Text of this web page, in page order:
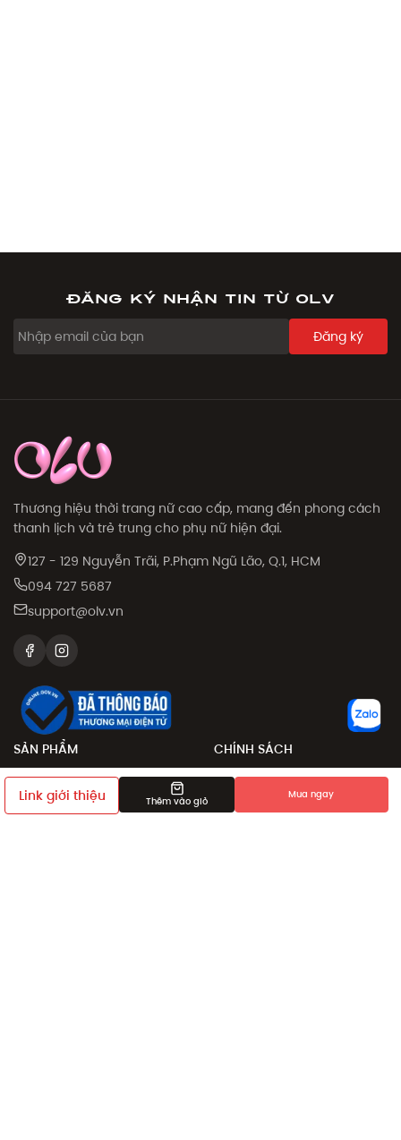
Link giới thiệu Thêm vào giỏ
Mua ngay
Đăng ký nhận tin từ OLV
Đăng ký
Thương hiệu thời trang nữ cao cấp, mang đến phong cách
thanh lịch và trẻ trung cho phụ nữ hiện đại.
127 - 129 Nguyễn Trãi, P.Phạm Ngũ Lão, Q.1, HCM
094 727 5687
support@olv.vn
SẢN PHẨM
Sale
Sản phẩm
CHÍNH SÁCH
Chính sách đổi trả
Chính sách đặt và giao